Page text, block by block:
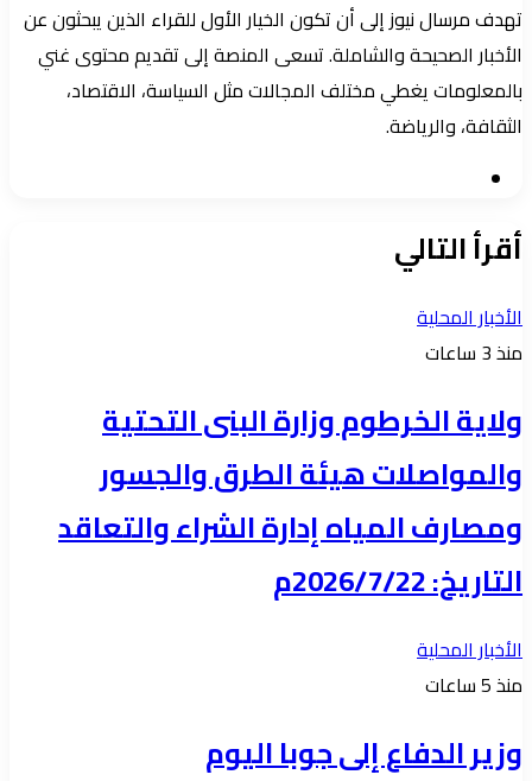
تهدف مرسال نيوز إلى أن تكون الخيار الأول للقراء الذين يبحثون عن
الأخبار الصحيحة والشاملة. تسعى المنصة إلى تقديم محتوى غني
بالمعلومات يغطي مختلف المجالات مثل السياسة، الاقتصاد،
الثقافة، والرياضة.
أقرأ التالي
الأخبار المحلية
منذ 3 ساعات
ولاية الخرطوم وزارة البنى التحتية
والمواصلات هيئة الطرق والجسور
ومصارف المياه إدارة الشراء والتعاقد
التاريخ: 2026/7/22م
الأخبار المحلية
منذ 5 ساعات
وزير الدفاع إلى جوبا اليوم